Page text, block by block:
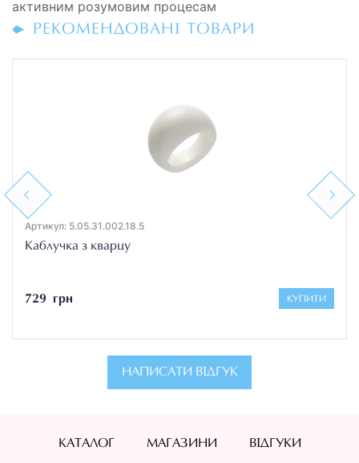
активним розумовим процесам
РЕКОМЕНДОВАНІ ТОВАРИ
Previous
Артикул: 5.05.31.002.18.5
Каблучка з кварцу
729 грн КУПИТИ
Next
НАПИСАТИ ВІДГУК
КАТАЛОГ МАГАЗИНИ ВІДГУКИ